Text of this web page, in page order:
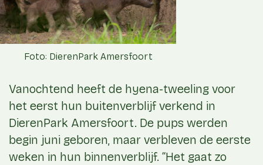
Foto: DierenPark Amersfoort
Vanochtend heeft de hyena-tweeling voor
het eerst hun buitenverblijf verkend in
DierenPark Amersfoort. De pups werden
begin juni geboren, maar verbleven de eerste
weken in hun binnenverblijf. “Het gaat zo